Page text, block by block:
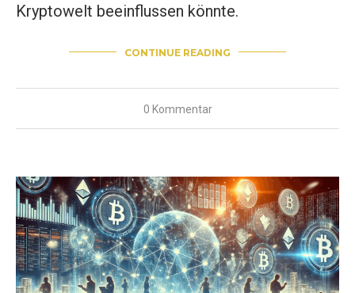
Kryptowelt beeinflussen könnte.
CONTINUE READING
0 Kommentar